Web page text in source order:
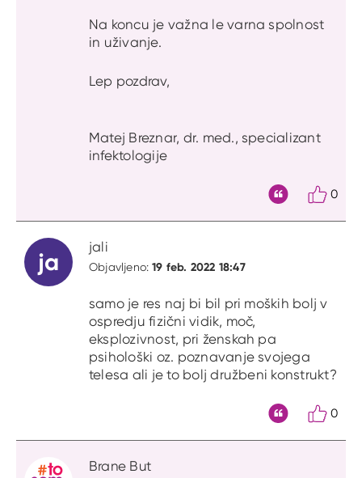
Na koncu je važna le varna spolnost
in uživanje.
Lep pozdrav,
Matej Breznar, dr. med., specializant
infektologije
0
ja
jali
Objavljeno:19 feb. 2022 18:47
samo je res naj bi bil pri moških bolj v
ospredju fizični vidik, moč,
eksplozivnost, pri ženskah pa
psihološki oz. poznavanje svojega
telesa ali je to bolj družbeni konstrukt?
0
Brane But